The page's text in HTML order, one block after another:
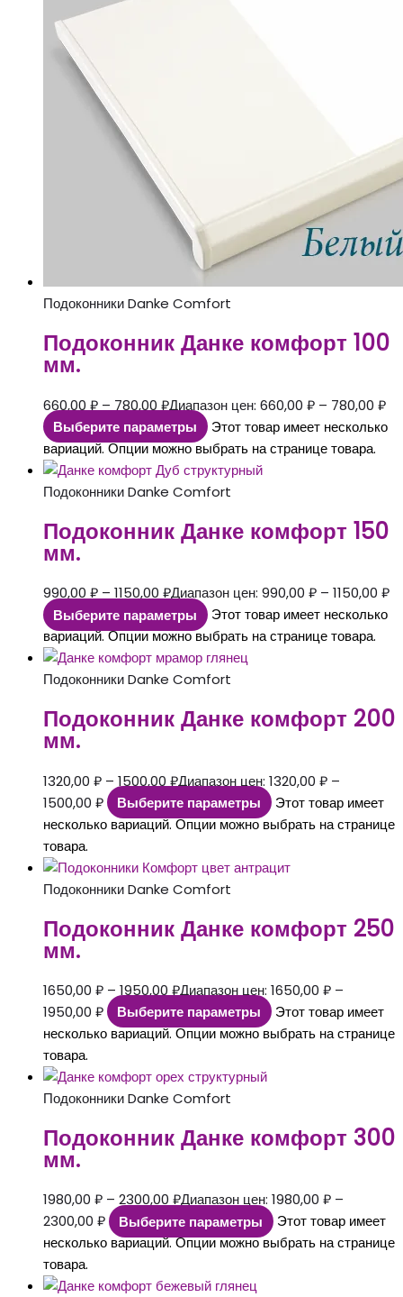
Подоконники Danke Comfort
Подоконник Данке комфорт 100
мм.
660,00 ₽ – 780,00 ₽Диапазон цен: 660,00 ₽ – 780,00 ₽
Выберите параметры
Этот товар имеет несколько
вариаций. Опции можно выбрать на странице товара.
Подоконники Danke Comfort
Подоконник Данке комфорт 150
мм.
990,00 ₽ – 1150,00 ₽Диапазон цен: 990,00 ₽ – 1150,00 ₽
Выберите параметры
Этот товар имеет несколько
вариаций. Опции можно выбрать на странице товара.
Подоконники Danke Comfort
Подоконник Данке комфорт 200
мм.
1320,00 ₽ – 1500,00 ₽Диапазон цен: 1320,00 ₽ –
1500,00 ₽
Выберите параметры
Этот товар имеет
несколько вариаций. Опции можно выбрать на странице
товара.
Подоконники Danke Comfort
Подоконник Данке комфорт 250
мм.
1650,00 ₽ – 1950,00 ₽Диапазон цен: 1650,00 ₽ –
1950,00 ₽
Выберите параметры
Этот товар имеет
несколько вариаций. Опции можно выбрать на странице
товара.
Подоконники Danke Comfort
Подоконник Данке комфорт 300
мм.
1980,00 ₽ – 2300,00 ₽Диапазон цен: 1980,00 ₽ –
2300,00 ₽
Выберите параметры
Этот товар имеет
несколько вариаций. Опции можно выбрать на странице
товара.